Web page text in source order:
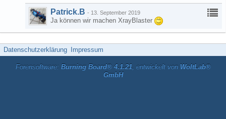
Patrick.B - 13. September 2019
Ja können wir machen XrayBlaster
Datenschutzerklärung Impressum
Forensoftware: Burning Board® 4.1.21, entwickelt von WoltLab®
GmbH